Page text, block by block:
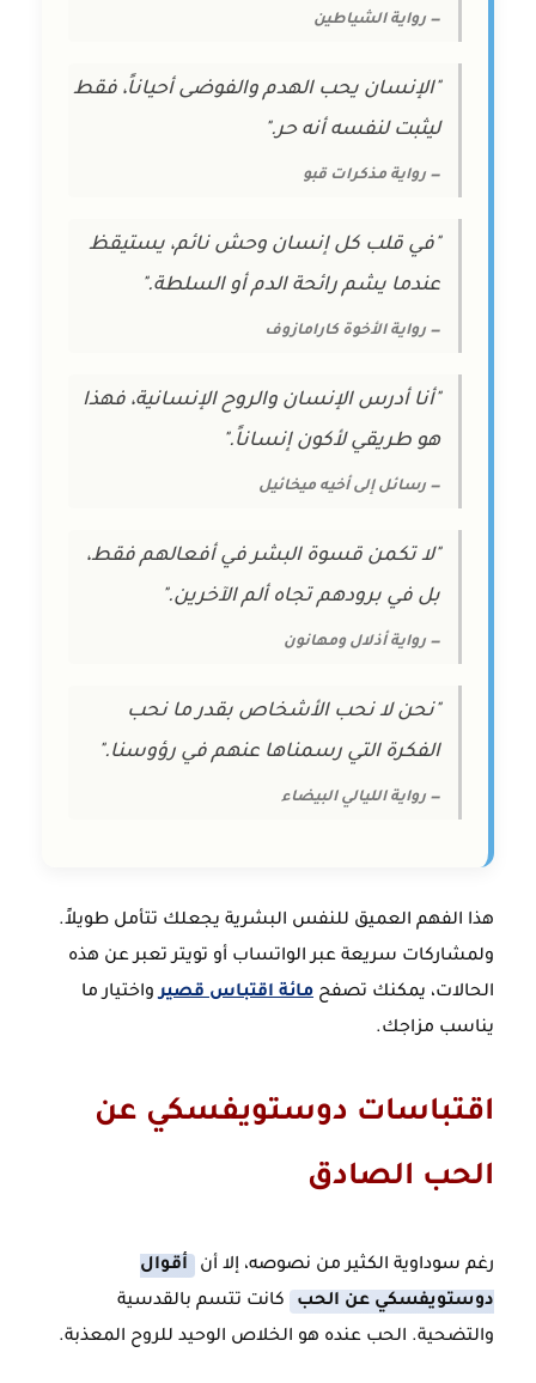
— رواية الشياطين
"الإنسان يحب الهدم والفوضى أحياناً، فقط
ليثبت لنفسه أنه حر."
— رواية مذكرات قبو
"في قلب كل إنسان وحش نائم، يستيقظ
عندما يشم رائحة الدم أو السلطة."
— رواية الأخوة كارامازوف
"أنا أدرس الإنسان والروح الإنسانية، فهذا
هو طريقي لأكون إنساناً."
— رسائل إلى أخيه ميخائيل
"لا تكمن قسوة البشر في أفعالهم فقط،
بل في برودهم تجاه ألم الآخرين."
— رواية أذلال ومهانون
"نحن لا نحب الأشخاص بقدر ما نحب
الفكرة التي رسمناها عنهم في رؤوسنا."
— رواية الليالي البيضاء
هذا الفهم العميق للنفس البشرية يجعلك تتأمل طويلاً.
ولمشاركات سريعة عبر الواتساب أو تويتر تعبر عن هذه
الحالات، يمكنك تصفح مائة اقتباس قصيرواختيار ما
يناسب مزاجك.
اقتباسات دوستويفسكي عن
الحب الصادق
رغم سوداوية الكثير من نصوصه، إلا أن
أقوال
دوستويفسكي عن الحب
كانت تتسم بالقدسية
والتضحية. الحب عنده هو الخلاص الوحيد للروح المعذبة.